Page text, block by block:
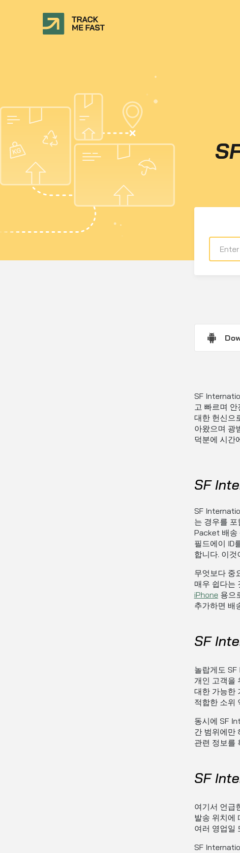
SF
고 빠르며
대한 헌신으
아왔으며 광
덕분에 시간
SF
SF
는 경우를
Packet 배송
필드에이 ID
합니다. 이것
무엇보다 중
매우 쉽다는
iPhone 용으
추가하면 배
SF
놀랍게도
개인 고객을
대한 가능한
적합한 소위
동시에 SF
간 범위에만
관련 정보를
SF
여기서 언급
발송 위치에
여러 영업일
SF